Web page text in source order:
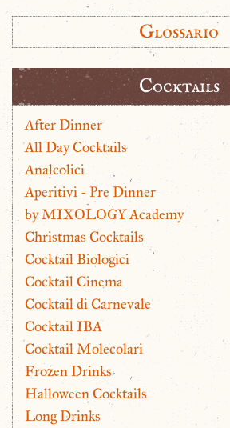
Glossario
Cocktails
After Dinner
All Day Cocktails
Analcolici
Aperitivi - Pre Dinner
by MIXOLOGY Academy
Christmas Cocktails
Cocktail Biologici
Cocktail Cinema
Cocktail di Carnevale
Cocktail IBA
Cocktail Molecolari
Frozen Drinks
Halloween Cocktails
Long Drinks